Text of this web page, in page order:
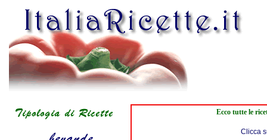
Ecco tutte le
Clicca